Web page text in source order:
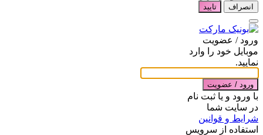
انصراف تایید
ورود / عضویت
موبایل خود را وارد
نمایید.
ورود / عضویت
با ورود و یا ثبت نام
در سایت شما
شرایط و قوانین
استفاده از سرویس